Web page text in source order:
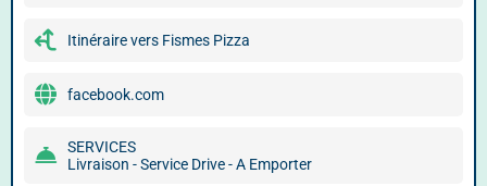
Itinéraire vers Fismes Pizza
facebook.com
SERVICES
Livraison - Service Drive - A Emporter